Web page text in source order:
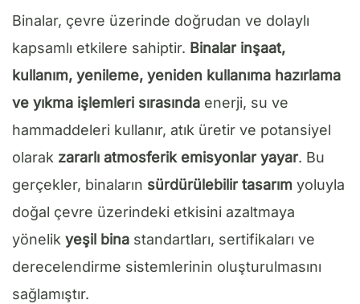
Binalar, çevre üzerinde doğrudan ve dolaylı
kapsamlı etkilere sahiptir. Binalar inşaat,
kullanım, yenileme, yeniden kullanıma hazırlama
ve yıkma işlemleri sırasında enerji, su ve
hammaddeleri kullanır, atık üretir ve potansiyel
olarak zararlı atmosferik emisyonlar yayar. Bu
gerçekler, binaların sürdürülebilir tasarım yoluyla
doğal çevre üzerindeki etkisini azaltmaya
yönelik yeşil bina standartları, sertifikaları ve
derecelendirme sistemlerinin oluşturulmasını
sağlamıştır.